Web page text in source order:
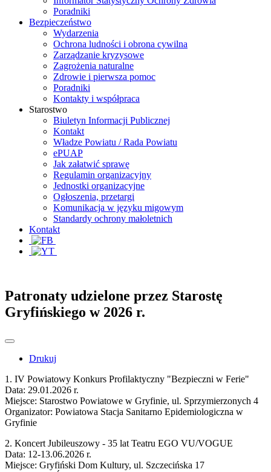
Poradniki
Bezpieczeństwo
Wydarzenia
Ochrona ludności i obrona cywilna
Zarządzanie kryzysowe
Zagrożenia naturalne
Zdrowie i pierwsza pomoc
Poradniki
Kontakty i współpraca
Starostwo
Biuletyn Informacji Publicznej
Kontakt
Władze Powiatu / Rada Powiatu
ePUAP
Jak załatwić sprawę
Regulamin organizacyjny
Jednostki organizacyjne
Ogłoszenia, przetargi
Komunikacja w języku migowym
Standardy ochrony małoletnich
Kontakt
Patronaty udzielone przez Starostę
Gryfińskiego w 2026 r.
Drukuj
1. IV Powiatowy Konkurs Profilaktyczny "Bezpieczni w Ferie"
Data: 29.01.2026 r.
Miejsce: Starostwo Powiatowe w Gryfinie, ul. Sprzymierzonych 4
Organizator: Powiatowa Stacja Sanitarno Epidemiologiczna w
Gryfinie
2. Koncert Jubileuszowy - 35 lat Teatru EGO VU/VOGUE
Data: 12-13.06.2026 r.
Miejsce: Gryfiński Dom Kultury, ul. Szczecińska 17